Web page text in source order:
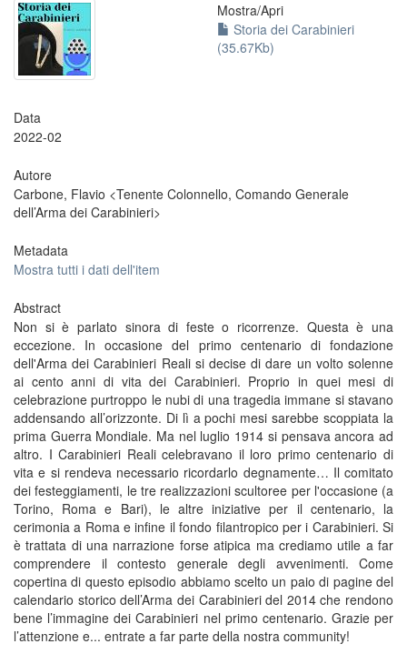
Mostra/Apri
Storia dei Carabinieri
(35.67Kb)
Data
2022-02
Autore
Carbone, Flavio <Tenente Colonnello, Comando Generale
dell’Arma dei Carabinieri>
Metadata
Mostra tutti i dati dell'item
Abstract
Non si è parlato sinora di feste o ricorrenze. Questa è una
eccezione. In occasione del primo centenario di fondazione
dell'Arma dei Carabinieri Reali si decise di dare un volto solenne
ai cento anni di vita dei Carabinieri. Proprio in quei mesi di
celebrazione purtroppo le nubi di una tragedia immane si stavano
addensando all’orizzonte. Di lì a pochi mesi sarebbe scoppiata la
prima Guerra Mondiale. Ma nel luglio 1914 si pensava ancora ad
altro. I Carabinieri Reali celebravano il loro primo centenario di
vita e si rendeva necessario ricordarlo degnamente… Il comitato
dei festeggiamenti, le tre realizzazioni scultoree per l'occasione (a
Torino, Roma e Bari), le altre iniziative per il centenario, la
cerimonia a Roma e infine il fondo filantropico per i Carabinieri. Si
è trattata di una narrazione forse atipica ma crediamo utile a far
comprendere il contesto generale degli avvenimenti. Come
copertina di questo episodio abbiamo scelto un paio di pagine del
calendario storico dell’Arma dei Carabinieri del 2014 che rendono
bene l’immagine dei Carabinieri nel primo centenario. Grazie per
l’attenzione e... entrate a far parte della nostra community!